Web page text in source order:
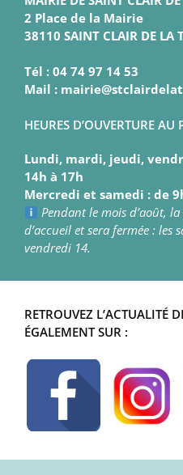
2 Place de la Mairie
38110 SAINT CLAIR DE LA
Tél : 04 74 97 14 53
Mail :
HEURES D’OUVERTURE
Lundi, mardi, jeudi,
14h à 17h
Mercredi et samedi : de
Pendant le mois d’août,
d’accueil et sera fermée : les
vendredi 14.
RETROUVEZ L’ACTUALITÉ
ÉGALEMENT SUR :